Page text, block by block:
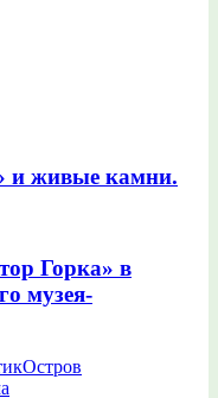
и живые камни.
Горка» в
музея-
Остров